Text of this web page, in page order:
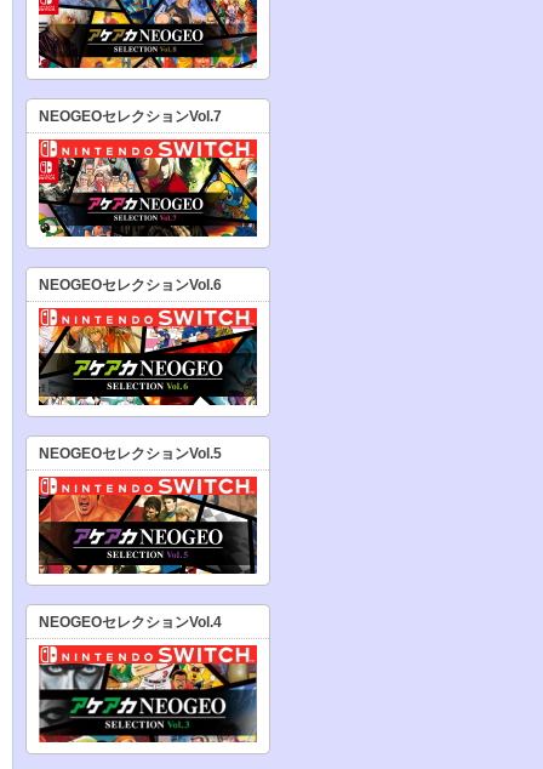
NEOGEOセレクションVol.7
NEOGEOセレクションVol.6
NEOGEOセレクションVol.5
NEOGEOセレクションVol.4